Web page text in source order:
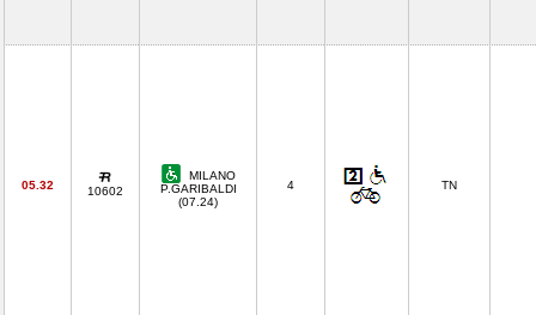
05.32 10602
MILANO
P.GARIBALDI
(07.24)
4 TN